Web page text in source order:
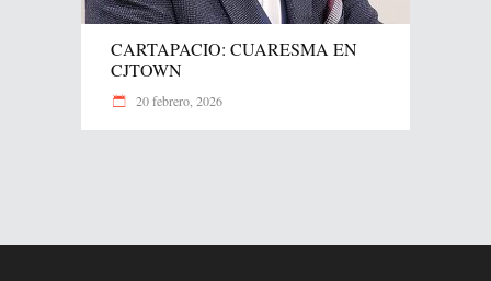
CARTAPACIO: CUARESMA EN
CJTOWN
20 febrero, 2026